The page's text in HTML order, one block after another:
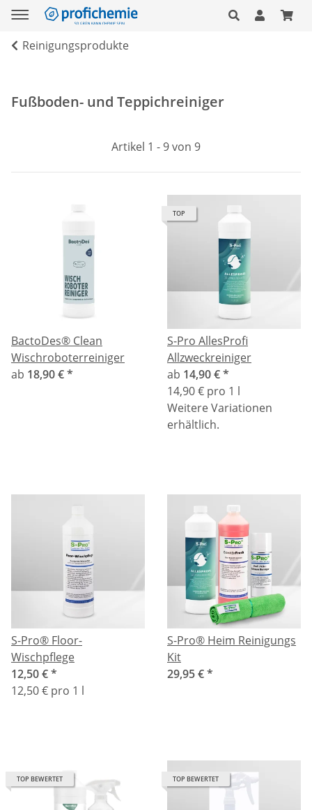
Reinigungsprodukte
Fußboden- und Teppichreiniger
Artikel 1 - 9 von 9
BactoDes® Clean
Wischroboterreiniger
ab 18,90 €*
TOP
S-Pro AllesProfi
Allzweckreiniger
ab 14,90 €*
14,90 € pro 1 l
Weitere Variationen
erhältlich.
S-Pro® Floor-
Wischpflege
12,50 €*
12,50 € pro 1 l
S-Pro® Heim Reinigungs
Kit
29,95 €*
TOP BEWERTET TOP BEWERTET